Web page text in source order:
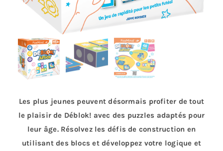
Les plus jeunes peuvent désormais profiter de tout
le plaisir de Déblok! avec des puzzles adaptés pour
leur âge. Résolvez les défis de construction en
utilisant des blocs et développez votre logique et